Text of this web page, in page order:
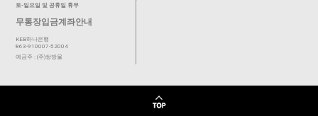
토-일요일 및 공휴일 휴무
무통장입금계좌안내
KEB하나은행
863-910007-52004
예금주 : (주)쌍방울